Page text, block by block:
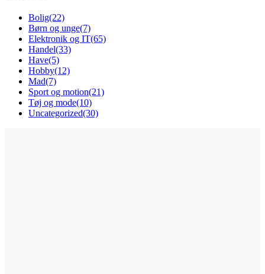
Bolig(22)
Børn og unge(7)
Elektronik og IT(65)
Handel(33)
Have(5)
Hobby(12)
Mad(7)
Sport og motion(21)
Tøj og mode(10)
Uncategorized(30)